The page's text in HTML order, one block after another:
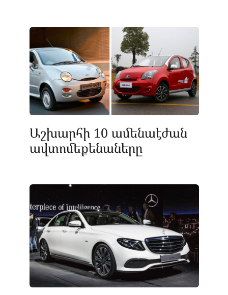
Աշխարհի 10 ամենաէժան
ավտոմեքենաները